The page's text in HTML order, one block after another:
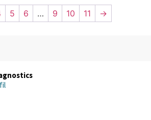
5 6 … 9 10 11 →